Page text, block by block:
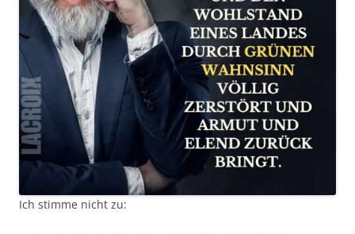
Ich stimme nicht zu: